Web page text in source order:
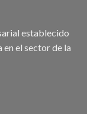
establecido
en el sector de la